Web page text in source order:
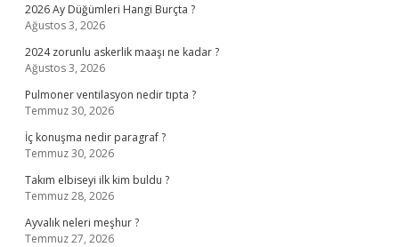
2026 Ay Düğümleri Hangi Burçta ?
Ağustos 3, 2026
2024 zorunlu askerlik maaşı ne kadar ?
Ağustos 3, 2026
Pulmoner ventilasyon nedir tıpta ?
Temmuz 30, 2026
İç konuşma nedir paragraf ?
Temmuz 30, 2026
Takım elbiseyi ilk kim buldu ?
Temmuz 28, 2026
Ayvalık neleri meşhur ?
Temmuz 27, 2026